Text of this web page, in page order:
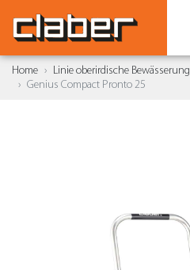
Home Linie oberirdische Bewässerung
Genius Compact Pronto 25